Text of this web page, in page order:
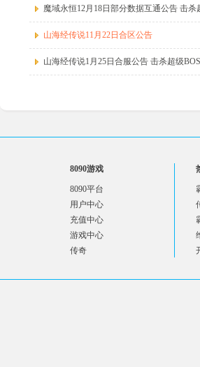
魔域永恒12月18日部分数据互通公告 击杀
山海经传说11月22日合区公告
山海经传说1月25日合服公告 击杀超级
8090游戏
8090平台
用户中心
充值中心
游戏中心
传奇